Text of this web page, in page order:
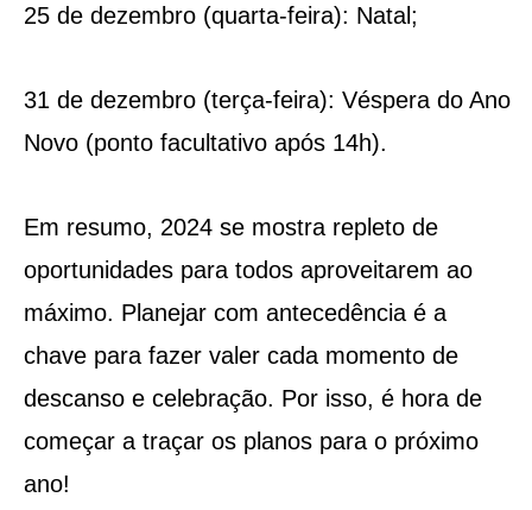
25 de dezembro (quarta-feira): Natal;
31 de dezembro (terça-feira): Véspera do Ano
Novo (ponto facultativo após 14h).
Em resumo, 2024 se mostra repleto de
oportunidades para todos aproveitarem ao
máximo. Planejar com antecedência é a
chave para fazer valer cada momento de
descanso e celebração. Por isso, é hora de
começar a traçar os planos para o próximo
ano!